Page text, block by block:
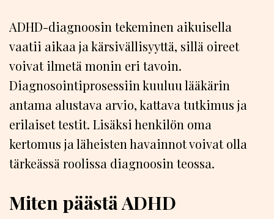
ADHD-diagnoosin tekeminen aikuisella
vaatii aikaa ja kärsivällisyyttä, sillä oireet
voivat ilmetä monin eri tavoin.
Diagnosointiprosessiin kuuluu lääkärin
antama alustava arvio, kattava tutkimus ja
erilaiset testit. Lisäksi henkilön oma
kertomus ja läheisten havainnot voivat olla
tärkeässä roolissa diagnoosin teossa.
Miten päästä ADHD